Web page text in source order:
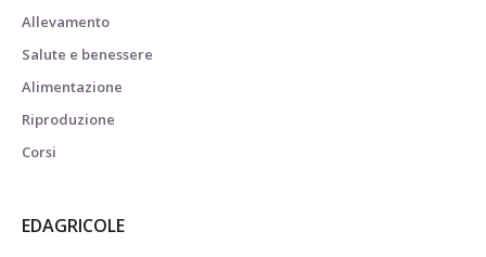
Allevamento
Salute e benessere
Alimentazione
Riproduzione
Corsi
EDAGRICOLE